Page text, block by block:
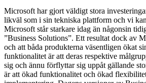
Microsoft har gjort väldigt stora
likväl som i sin tekniska plattform och vi
Microsoft står starkare idag än någonsin
”Business Solutions”. Ett resultat dock av
och att båda produkterna väsentligen ökat
funktionalitet är att deras respektive
sig och ännu förflyttar sig uppåt gällande
är att ökad funktionalitet och ökad